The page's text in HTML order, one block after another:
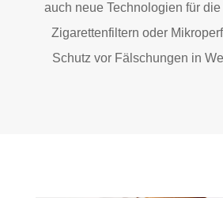
auch neue Technologien für
Zigarettenfiltern oder
Schutz vor Fälschungen in